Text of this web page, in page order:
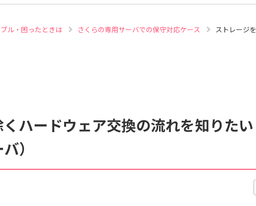
ださい。 サイト内検索について
ブル・困ったときは さくらの専用サーバでの保守対応ケース ストレージ
ハードウェア交換の流れを知りた
）